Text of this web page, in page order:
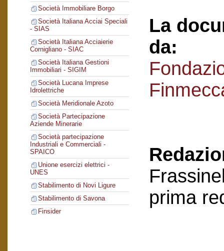
Società Immobiliare Borgo
Società Italiana Acciai Speciali
- SIAS
Società Italiana Acciaierie
Cornigliano - SIAC
Società Italiana Gestioni
Immobiliari - SIGIM
Società Lucana Imprese
Idrolettriche
Società Meridionale Azoto
Società Partecipazione
Aziende Minerarie
Società partecipazione
Industriali e Commerciali -
SPAICO
Unione esercizi elettrici -
UNES
Stabilimento di Novi Ligure
Stabilimento di Savona
Finsider
La
da:
prima